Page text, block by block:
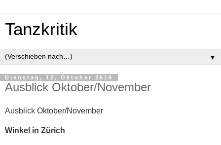
Tanzkritik
▼
Dienstag, 12. Oktober 2010
Ausblick Oktober/November
Ausblick Oktober/November
Winkel in Zürich